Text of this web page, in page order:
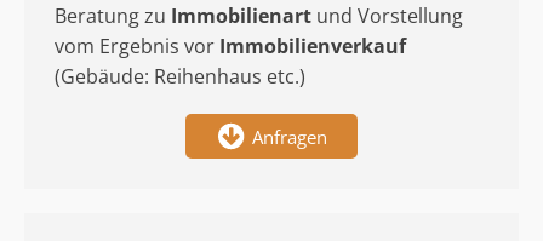
Beratung zu Immobilienart und Vorstellung
vom Ergebnis vor Immobilienverkauf
(Gebäude: Reihenhaus etc.)
Anfragen